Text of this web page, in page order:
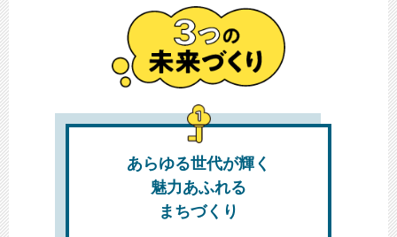
あらゆる世代が輝く
魅力あふれる
まちづくり